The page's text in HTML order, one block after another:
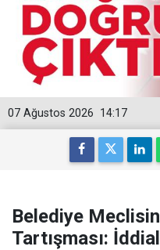
14:17
07 Ağustos 2026
Belediye
Tartışması: